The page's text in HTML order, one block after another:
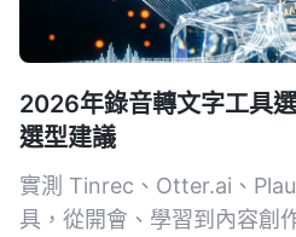
2026年錄音轉文字工具
選型建議
實測 Tinrec、Otter.ai、
具，從開會、學習到內容創